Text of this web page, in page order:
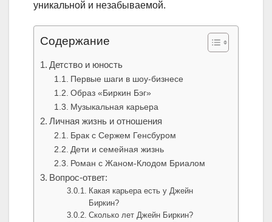
уникальной и незабываемой.
Содержание
Детство и юность
Первые шаги в шоу-бизнесе
Образ «Биркин Бэг»
Музыкальная карьера
Личная жизнь и отношения
Брак с Сержем Генсбуром
Дети и семейная жизнь
Роман с Жаном-Клодом Бриалом
Вопрос-ответ:
Какая карьера есть у Джейн
Биркин?
Сколько лет Джейн Биркин?